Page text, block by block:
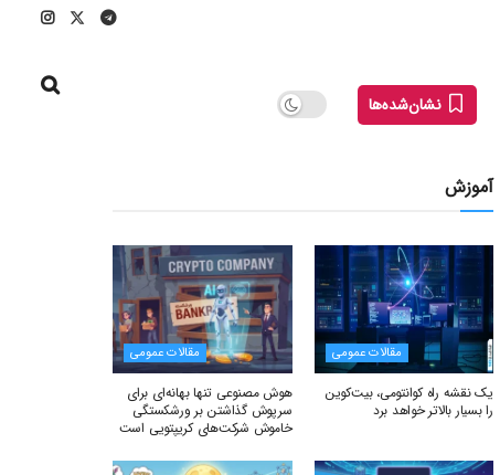
نشان‌شده‌ها
آموزش
مقالات عمومی
یک نقشه راه کوانتومی، بیت‌کوین
را بسیار بالاتر خواهد برد
مقالات عمومی
هوش مصنوعی تنها بهانه‌ای برای
سرپوش گذاشتن بر ورشکستگی
خاموش شرکت‌های کریپتویی است